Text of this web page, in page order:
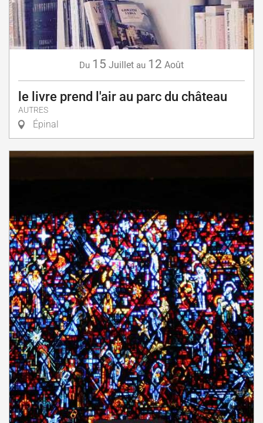
Du 15 Juillet au 12 Août
le livre prend l'air au parc du château
AUTRES
Épinal